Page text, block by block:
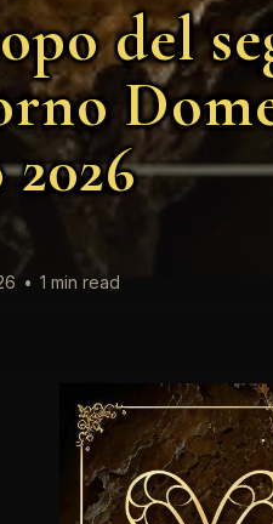
del
• 1 min read